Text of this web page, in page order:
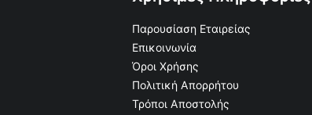
Παρουσίαση Εταιρείας
Επικοινωνία
Όροι Χρήσης
Πολιτική Απορρήτου
Τρόποι Αποστολής